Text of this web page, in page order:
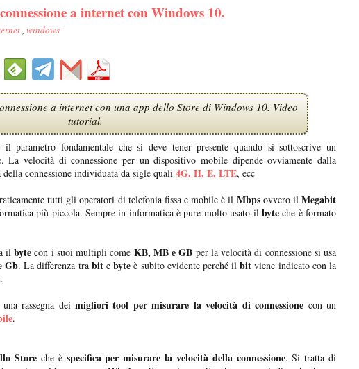
a internet con Windows 10.
, windows
a internet con una app dello Store di Windows 10. Video
tutorial.
parametro fondamentale che si deve tener presente quando si sottoscrive un
La velocità di connessione per un dispositivo mobile dipende ovviamente dalla
connessione individuata da sigle quali 4G, H, E, LTE, ecc
tutti gli operatori di telefonia fissa e mobile è il Mbpsovvero ilMegabit
più piccola. Sempre in informatica è pure molto usato il byteche è formato
ilbyte con i suoi multipli come KB, MB e GB per la velocità di connessione si usa
Gb. La differenza tra bit ebyte è subito evidente perché il bit viene indicato con la
.
rassegna dei migliori tool per misurare la velocità di connessione con un
.
Store che èspecifica per misurare la velocità della connessione. Si tratta di